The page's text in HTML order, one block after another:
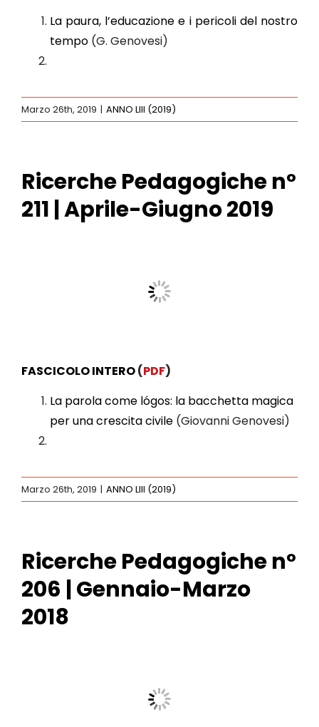
La paura, l’educazione e i pericoli del nostro
tempo (G. Genovesi)
Marzo 26th, 2019 | ANNO LIII (2019)
Ricerche Pedagogiche n°
211 | Aprile-Giugno 2019
FASCICOLO INTERO(PDF)
La parola come lógos: la bacchetta magica
per una crescita civile (Giovanni Genovesi)
Marzo 26th, 2019 | ANNO LIII (2019)
Ricerche Pedagogiche n°
206 | Gennaio-Marzo
2018